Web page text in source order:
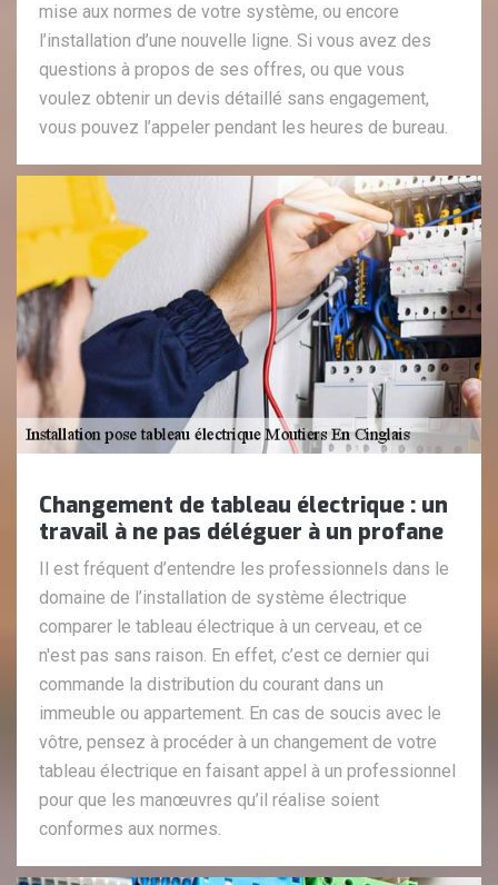
mise aux normes de votre système, ou encore
l’installation d’une nouvelle ligne. Si vous avez des
questions à propos de ses offres, ou que vous
voulez obtenir un devis détaillé sans engagement,
vous pouvez l’appeler pendant les heures de bureau.
Changement de tableau électrique : un
travail à ne pas déléguer à un profane
Il est fréquent d’entendre les professionnels dans le
domaine de l’installation de système électrique
comparer le tableau électrique à un cerveau, et ce
n'est pas sans raison. En effet, c’est ce dernier qui
commande la distribution du courant dans un
immeuble ou appartement. En cas de soucis avec le
vôtre, pensez à procéder à un changement de votre
tableau électrique en faisant appel à un professionnel
pour que les manœuvres qu’il réalise soient
conformes aux normes.